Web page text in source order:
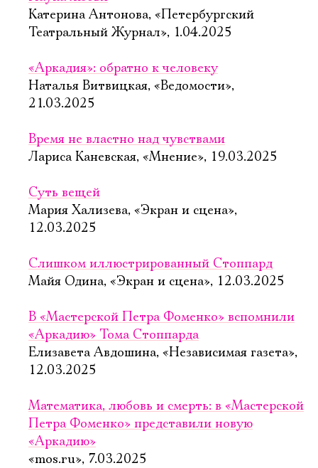
Катерина Антонова, «Петербургский
Театральный Журнал», 1.04.2025
«Аркадия»: обратно к человеку
Наталья Витвицкая, «Ведомости»,
21.03.2025
Время не властно над чувствами
Лариса Каневская, «Мнение», 19.03.2025
Суть вещей
Мария Хализева, «Экран и сцена»,
12.03.2025
Слишком иллюстрированный Стоппард
Майя Одина, «Экран и сцена», 12.03.2025
В «Мастерской Петра Фоменко» вспомнили
«Аркадию» Тома Стоппарда
Елизавета Авдошина, «Независимая газета»,
12.03.2025
Математика, любовь и смерть: в «Мастерской
Петра Фоменко» представили новую
«Аркадию»
«mos.ru», 7.03.2025